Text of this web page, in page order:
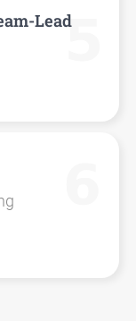
Lead